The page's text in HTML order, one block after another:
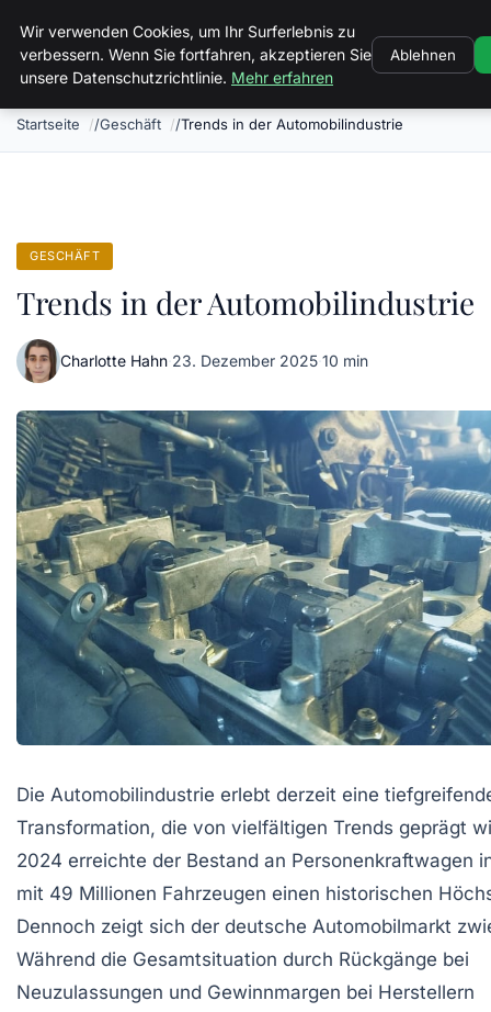
Volkertvandergraaf
Startseite Geschäft Trends in der Automobilindustrie
GESCHÄFT
Trends in der Automobilindustrie
Charlotte Hahn·23. Dezember 2025·10 min
Die Automobilindustrie erlebt derzeit eine
Transformation, die von vielfältigen Trends geprägt
2024 erreichte der Bestand an Personenkraftwagen
mit 49 Millionen Fahrzeugen einen historischen
Dennoch zeigt sich der deutsche Automobilmarkt
Während die Gesamtsituation durch Rückgänge bei
Neuzulassungen und Gewinnmargen bei Herstellern
Wir verwenden Cookies, um Ihr Surferlebnis zu
verbessern. Wenn Sie fortfahren, akzeptieren Sie
unsere Datenschutzrichtlinie. Mehr erfahren
Ablehnen